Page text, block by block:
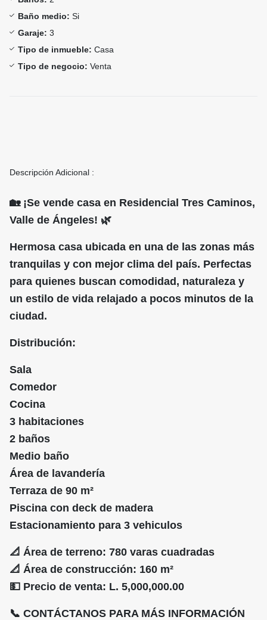
Baño medio: Si
Garaje: 3
Tipo de inmueble: Casa
Tipo de negocio: Venta
Descripción Adicional :
🏡 ¡Se vende casa en Residencial Tres Caminos,
Valle de Ángeles! 🌿
Hermosa casa ubicada en una de las zonas más
tranquilas y con mejor clima del país. Perfectas
para quienes buscan comodidad, naturaleza y
un estilo de vida relajado a pocos minutos de la
ciudad.
Distribución:
Sala
Comedor
Cocina
3 habitaciones
2 baños
Medio baño
Área de lavandería
Terraza de 90 m²
Piscina con deck de madera
Estacionamiento para 3 vehiculos
📐 Área de terreno: 780 varas cuadradas
📐 Área de construcción: 160 m²
💵 Precio de venta: L. 5,000,000.00
📞 CONTÁCTANOS PARA MÁS INFORMACIÓN